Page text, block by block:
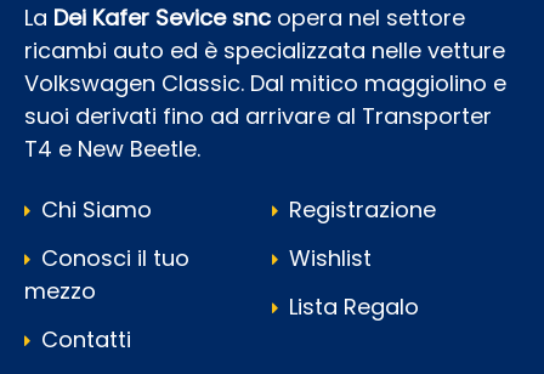
La Dei Kafer Sevice snc opera nel settore
ricambi auto ed è specializzata nelle vetture
Volkswagen Classic. Dal mitico maggiolino e
suoi derivati fino ad arrivare al Transporter
T4 e New Beetle.
Chi Siamo
Conosci il tuo
mezzo
Contatti
Registrazione
Wishlist
Lista Regalo